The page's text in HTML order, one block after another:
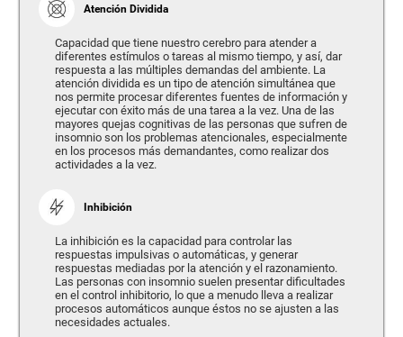
Atención Dividida
Capacidad que tiene nuestro cerebro para atender a
diferentes estímulos o tareas al mismo tiempo, y así, dar
respuesta a las múltiples demandas del ambiente. La
atención dividida es un tipo de atención simultánea que
nos permite procesar diferentes fuentes de información y
ejecutar con éxito más de una tarea a la vez. Una de las
mayores quejas cognitivas de las personas que sufren de
insomnio son los problemas atencionales, especialmente
en los procesos más demandantes, como realizar dos
actividades a la vez.
Inhibición
La inhibición es la capacidad para controlar las
respuestas impulsivas o automáticas, y generar
respuestas mediadas por la atención y el razonamiento.
Las personas con insomnio suelen presentar dificultades
en el control inhibitorio, lo que a menudo lleva a realizar
procesos automáticos aunque éstos no se ajusten a las
necesidades actuales.